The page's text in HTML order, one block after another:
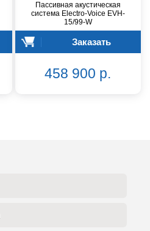
Пассивная акустическая
система Electro-Voice EVH-
15/99-W
Заказать
458 900 р.